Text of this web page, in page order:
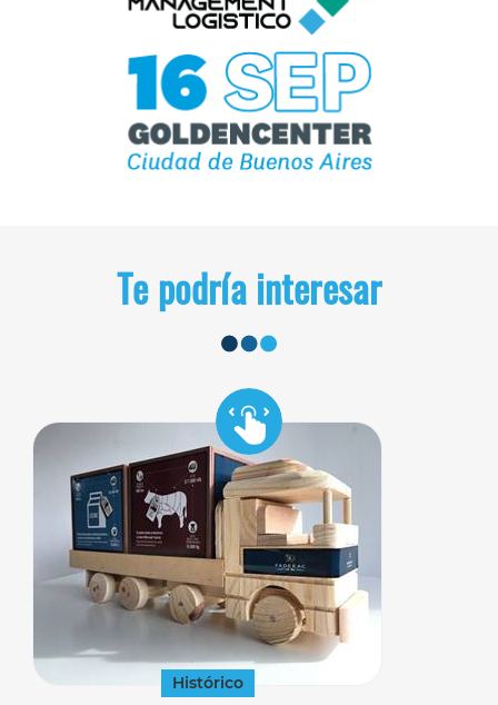
Te podría interesar
Histórico